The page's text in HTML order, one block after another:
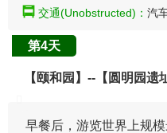
交通(Unobstructed)： 汽
第4天
【颐和园】--【圆明园
早餐后，游览世界上规